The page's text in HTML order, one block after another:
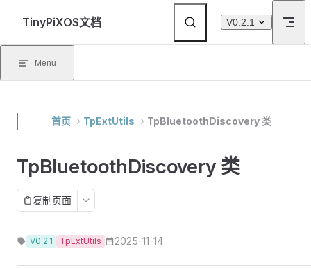
Skip to content
TinyPiXOS文档 V0.2.1
Menu
首页 TpExtUtils TpBluetoothDiscovery 类
TpBluetoothDiscovery 类
复制页面
V0.2.1 TpExtUtils 2025-11-14